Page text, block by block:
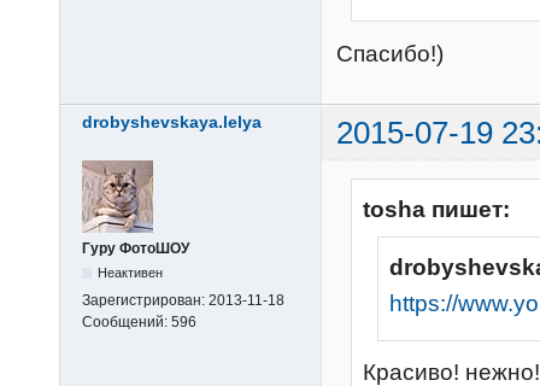
Спасибо!)
drobyshevskaya.lelya 2015-07-19
Гуру ФотоШОУ
Неактивен
Зарегистрирован: 2013-11-18
Сообщений: 596
tosha пишет:
https://
Красиво! нежно!